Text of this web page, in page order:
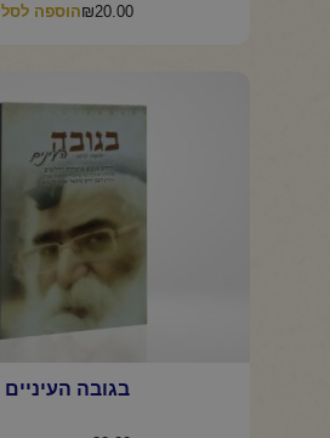
₪20.00 הוספה לסל
בגובה העיניים